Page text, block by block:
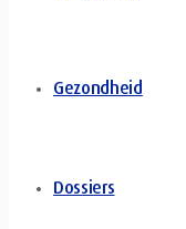
Gezondheid
Dossiers